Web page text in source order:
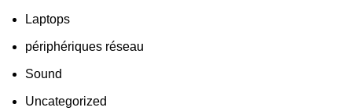
Laptops
périphériques réseau
Sound
Uncategorized